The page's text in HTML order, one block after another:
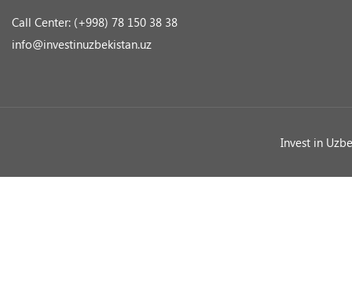
Call Center: (+998) 78 150 38 38
info@investinuzbekistan.uz
Invest in